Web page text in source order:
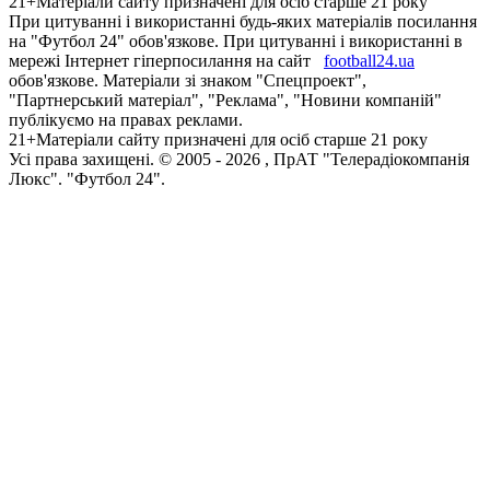
При цитуванні і використанні будь-яких матеріалів посилання
на "Футбол 24" обов'язкове. При цитуванні і використанні в
мережі Інтернет гіперпосилання на сайт
football24.ua
обов'язкове. Матеріали зі знаком "Спецпроект",
"Партнерський матеріал", "Реклама", "Новини компаній"
публікуємо на правах реклами.
21+Матеріали сайту призначені для осіб старше 21 року
Усi права захищенi. © 2005 - 2026 , ПрАТ "Телерадіокомпанія
Люкс". "Футбол 24".